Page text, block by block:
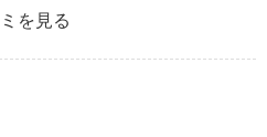
を見る